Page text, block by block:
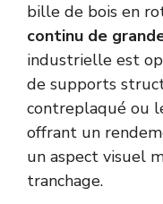
bille de bois en
continu de
industrielle est
de supports
contreplaqué ou
offrant un
un aspect visuel
tranchage.